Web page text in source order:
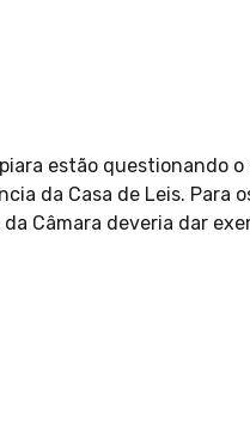
estão questionando
da Casa de Leis.
Câmara deveria dar